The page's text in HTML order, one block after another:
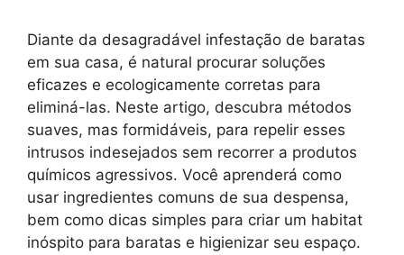
Diante da desagradável infestação de baratas
em sua casa, é natural procurar soluções
eficazes e ecologicamente corretas para
eliminá-las. Neste artigo, descubra métodos
suaves, mas formidáveis, para repelir esses
intrusos indesejados sem recorrer a produtos
químicos agressivos. Você aprenderá como
usar ingredientes comuns de sua despensa,
bem como dicas simples para criar um habitat
inóspito para baratas e higienizar seu espaço.